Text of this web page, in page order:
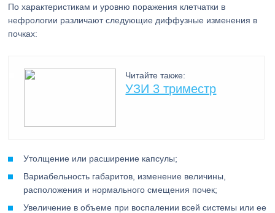
По характеристикам и уровню поражения клетчатки в
нефрологии различают следующие диффузные изменения в
почках:
Читайте также:
УЗИ 3 триместр
Утолщение или расширение капсулы;
Вариабельность габаритов, изменение величины,
расположения и нормального смещения почек;
Увеличение в объеме при воспалении всей системы или ее